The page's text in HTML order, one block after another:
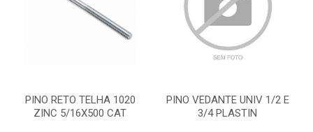
PINO RETO TELHA 1020
ZINC 5/16X500 CAT
PINO VEDANTE UNIV 1/2 E
3/4 PLASTIN